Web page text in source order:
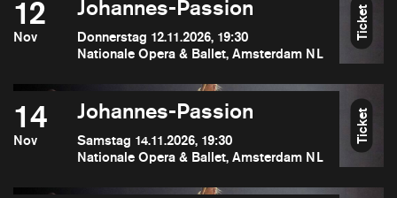
12
Nov
Johannes-Passion
Donnerstag 12.11.2026, 19:30
Nationale Opera & Ballet, Amsterdam NL
Ticket
14
Nov
Johannes-Passion
Samstag 14.11.2026, 19:30
Nationale Opera & Ballet, Amsterdam NL
Ticket